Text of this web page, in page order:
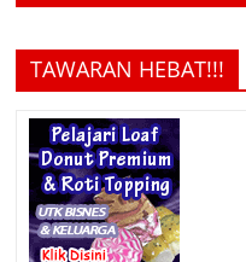
TAWARAN HEBAT!!!